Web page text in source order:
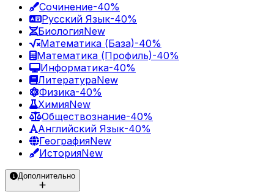
Сочинение-40%
Русский Язык-40%
БиологияNew
Математика (База)-40%
Математика (Профиль)-40%
Информатика-40%
ЛитератураNew
Физика-40%
ХимияNew
Обществознание-40%
Английский Язык-40%
ГеографияNew
ИсторияNew
Дополнительно